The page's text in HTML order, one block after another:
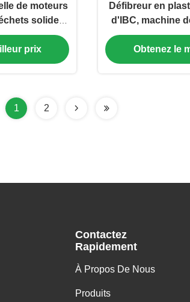
de moteurs
solides
de rebut
prix
Défibreur en
d'IBC, machine
les déchets
Obtenez le
1 2
Contactez
Rapidement
À Propos De Nous
Produits